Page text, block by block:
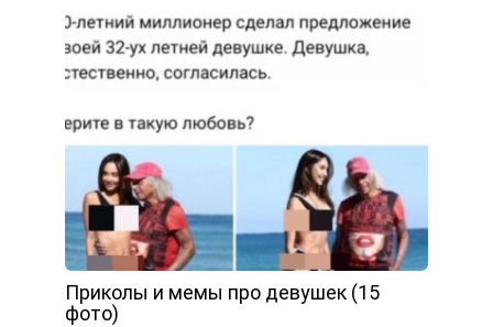
Приколы и мемы про девушек (15
фото)